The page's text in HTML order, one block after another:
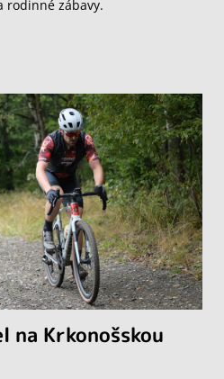
rodinné zábavy.
na Krkonošskou